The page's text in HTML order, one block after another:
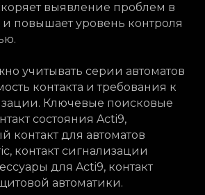
выявление проблем в
повышает уровень контроля
учитывать серии автоматов
контакта и требования к
Ключевые поисковые
состояния Acti9,
контакт для автоматов
контакт сигнализации
для Acti9, контакт
автоматики.